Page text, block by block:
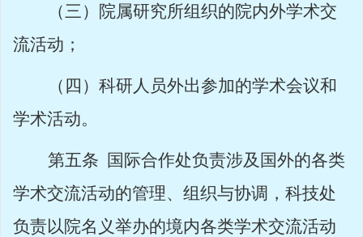
（三）院属研究所组织的院内外学术交
流活动；
（四）科研人员外出参加的学术会议和
学术活动。
第五条 国际合作处负责涉及国外的各类
学术交流活动的管理、组织与协调，科技处
负责以院名义举办的境内各类学术交流活动